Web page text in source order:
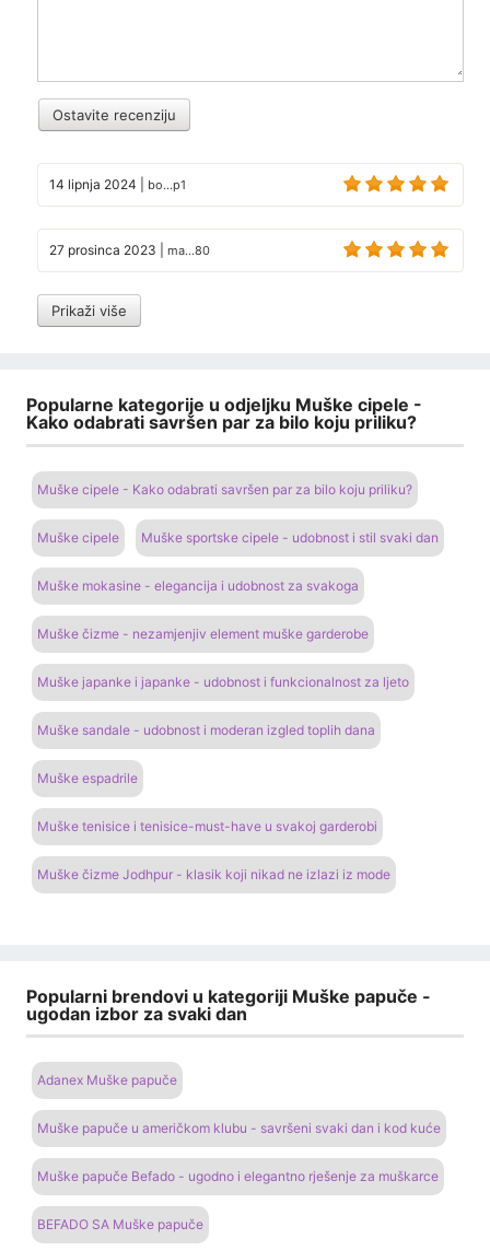
Ostavite recenziju
14 lipnja 2024 bo...p1
27 prosinca 2023 ma...80
Prikaži više
Popularne kategorije u odjeljku Muške cipele -
Kako odabrati savršen par za bilo koju priliku?
Muške cipele - Kako odabrati savršen par za bilo koju priliku?
Muške cipele Muške sportske cipele - udobnost i stil svaki dan
Muške mokasine - elegancija i udobnost za svakoga
Muške čizme - nezamjenjiv element muške garderobe
Muške japanke i japanke - udobnost i funkcionalnost za ljeto
Muške sandale - udobnost i moderan izgled toplih dana
Muške espadrile
Muške tenisice i tenisice-must-have u svakoj garderobi
Muške čizme Jodhpur - klasik koji nikad ne izlazi iz mode
Popularni brendovi u kategoriji Muške papuče -
ugodan izbor za svaki dan
Adanex Muške papuče
Muške papuče u američkom klubu - savršeni svaki dan i kod kuće
Muške papuče Befado - ugodno i elegantno rješenje za muškarce
BEFADO SA Muške papuče